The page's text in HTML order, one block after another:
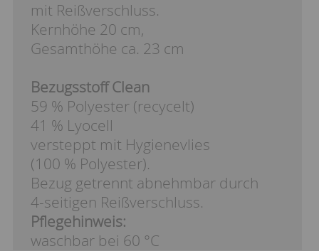
mit Reißverschluss.
Kernhöhe 20 cm,
Gesamthöhe ca. 23 cm
Bezugsstoff Clean
59 % Polyester (recycelt)
41 % Lyocell
versteppt mit Hygienevlies
(100 % Polyester).
Bezug getrennt abnehmbar durch
4-seitigen Reißverschluss.
Pflegehinweis:
waschbar bei 60 °C